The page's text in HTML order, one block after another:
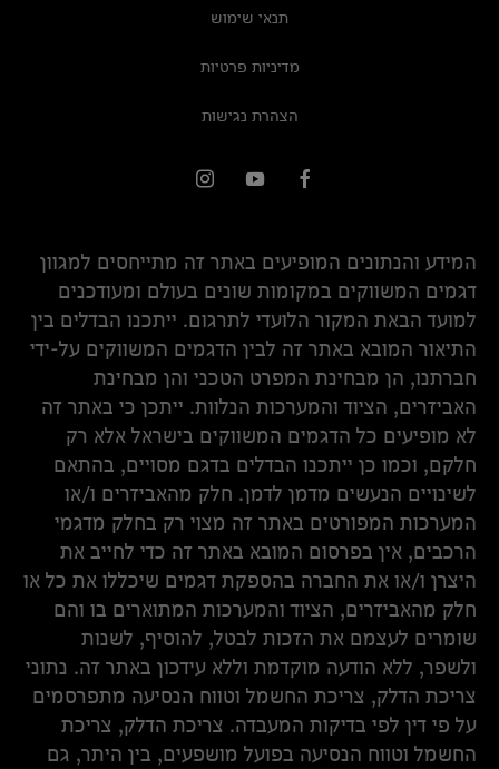
תנאי שימוש
מדיניות פרטיות
הצהרת נגישות
המידע והנתונים המופיעים באתר זה מתייחסים למגוון
דגמים המשווקים במקומות שונים בעולם ומעודכנים
למועד הבאת המקור הלועדי לתרגום. ייתכנו הבדלים בין
התיאור המובא באתר זה לבין הדגמים המשווקים על-ידי
חברתנו, הן מבחינת המפרט הטכני והן מבחינת
האביזרים, הציוד והמערכות הנלוות. ייתכן כי באתר זה
לא מופיעים כל הדגמים המשווקים בישראל אלא רק
חלקם, וכמו כן ייתכנו הבדלים בדגם מסויים, בהתאם
לשינויים הנעשים מדמן לדמן. חלק מהאביזרים ו/או
המערכות המפורטים באתר זה מצוי רק בחלק מדגמי
הרכבים, אין בפרסום המובא באתר זה כדי לחייב את
היצרן ו/או את החברה בהספקת דגמים שיכללו את כל או
חלק מהאביזרים, הציוד והמערכות המתוארים בו והם
שומרים לעצמם את הזכות לבטל, להוסיף, לשנות
ולשפר, ללא הודעה מוקדמת וללא עידכון באתר זה. נתוני
צריכת הדלק, צריכת החשמל וטווח הנסיעה מתפרסמים
על פי דין לפי בדיקות המעבדה. צריכת הדלק, צריכת
החשמל וטווח הנסיעה בפועל מושפעים, בין היתר, גם